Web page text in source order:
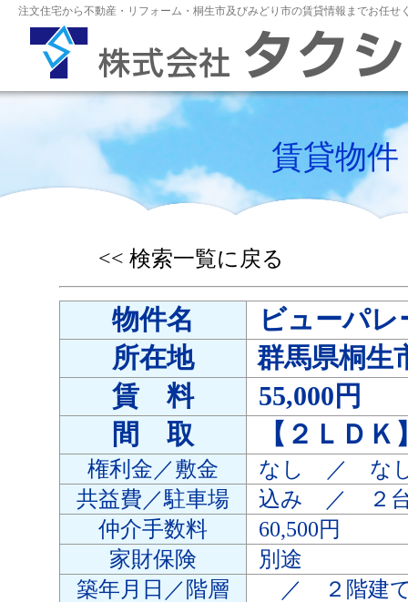
注文住宅から不動産・リフォーム・桐生市及びみどり市の賃貸情報までお任せ
賃貸物
<< 検索一覧に戻る
物件名
ビューパ
所在地
群馬県桐生
賃 料
55,000円
間 取
【２ＬＤ
権利金／敷金
なし ／ な
共益費／駐車場
込み ／ ２
仲介手数料
60,500円
家財保険
別途
築年月日／階層
／ ２階建